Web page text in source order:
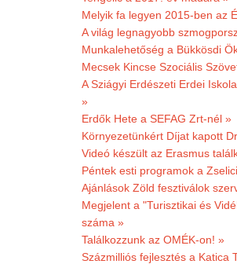
Melyik fa legyen 2015-ben az
A világ legnagyobb
Munkalehetőség a Bükkösdi
Mecsek Kincse Szociális
A Sziágyi Erdészeti Erdei
»
Erdők Hete a SEFAG Zrt-nél »
Környezetünkért Díjat kapott
Videó készült az Erasmus
Péntek esti programok a
Ajánlások Zöld fesztiválok
Megjelent a "Turisztikai és
száma »
Találkozzunk az OMÉK-on! »
Százmilliós fejlesztés a Katica